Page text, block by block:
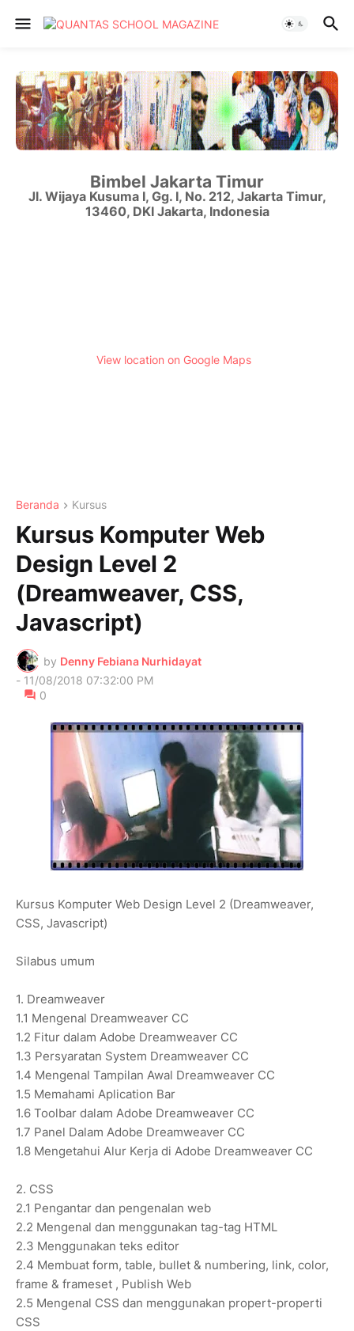
Bimbel Jakarta Timur
Jl. Wijaya Kusuma I, Gg. I, No. 212, Jakarta Timur,
13460, DKI Jakarta, Indonesia
View location on Google Maps
Beranda Kursus
Kursus Komputer Web
Design Level 2
(Dreamweaver, CSS,
Javascript)
by Denny Febiana Nurhidayat
- 11/08/2018 07:32:00 PM
0
Kursus Komputer Web Design Level 2 (Dreamweaver,
CSS, Javascript)
Silabus umum
1. Dreamweaver
1.1 Mengenal Dreamweaver CC
1.2 Fitur dalam Adobe Dreamweaver CC
1.3 Persyaratan System Dreamweaver CC
1.4 Mengenal Tampilan Awal Dreamweaver CC
1.5 Memahami Aplication Bar
1.6 Toolbar dalam Adobe Dreamweaver CC
1.7 Panel Dalam Adobe Dreamweaver CC
1.8 Mengetahui Alur Kerja di Adobe Dreamweaver CC
2. CSS
2.1 Pengantar dan pengenalan web
2.2 Mengenal dan menggunakan tag-tag HTML
2.3 Menggunakan teks editor
2.4 Membuat form, table, bullet & numbering, link, color,
frame & frameset , Publish Web
2.5 Mengenal CSS dan menggunakan propert-properti
CSS